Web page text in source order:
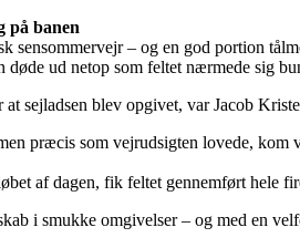
på banen
sensommervejr – og en god portion
døde ud netop som feltet nærmede sig
sejladsen blev opgivet, var Jacob
præcis som vejrudsigten lovede,
af dagen, fik feltet gennemført hele
i smukke omgivelser – og med en